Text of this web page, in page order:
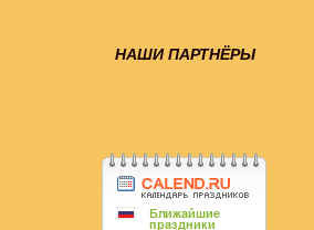
НАШИ ПАРТНЁРЫ